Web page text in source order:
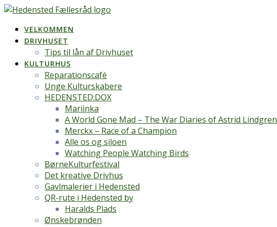
Skip
contentVELKOMMEN
DRIVHUSET
Tips til lån af Drivhuset
KULTURHUS
Reparationscafé
Unge Kulturskabere
HEDENSTED:DOX
Mariinka
A World Gone Mad – The War Diaries of Astrid Lindgren
Merckx – Race of a Champion
Alle os og siloen
Watching People Watching Birds
BørneKulturfestival
Det kreative Drivhus
Gavlmalerier i Hedensted
QR-rute i Hedensted by
Haralds Plads
Ønskebrønden